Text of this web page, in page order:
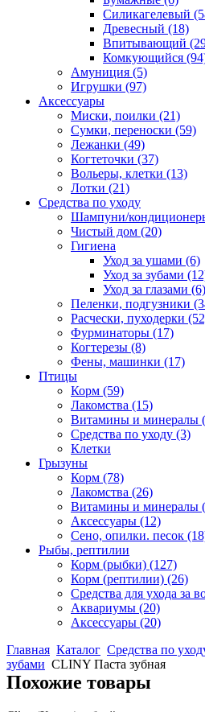
Силикагелевый
Древесный (18)
Впитывающий
Комкующийся
Амуниция (5)
Игрушки (97)
Аксессуары
Миски, поилки (21)
Сумки, переноски (59)
Лежанки (49)
Когтеточки (37)
Вольеры, клетки (13)
Лотки (21)
Средства по уходу
Шампуни/
Чистый дом (20)
Гигиена
Уход за ушами (6)
Уход за зубами
Уход за глазами (6)
Пеленки, подгузники
Расчески, пуходерки
Фурминаторы (17)
Когтерезы (8)
Фены, машинки (17)
Птицы
Корм (59)
Лакомства (15)
Витамины и минералы
Средства по уходу (3)
Клетки
Грызуны
Корм (78)
Лакомства (26)
Витамины и минералы
Аксессуары (12)
Сено, опилки. песок
Рыбы, рептилии
Корм (рыбки) (127)
Корм (рептилии) (26)
Средства для ухода за
Аквариумы (20)
Аксессуары (20)
Главная Каталог Средства по
зубами CLINY Паста зубная
Похожие товары